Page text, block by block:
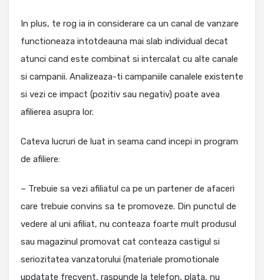
In plus, te rog ia in considerare ca un canal de vanzare
functioneaza intotdeauna mai slab individual decat
atunci cand este combinat si intercalat cu alte canale
si campanii. Analizeaza-ti campaniile canalele existente
si vezi ce impact (pozitiv sau negativ) poate avea
afilierea asupra lor.
Cateva lucruri de luat in seama cand incepi in program
de afiliere:
– Trebuie sa vezi afiliatul ca pe un partener de afaceri
care trebuie convins sa te promoveze. Din punctul de
vedere al uni afiliat, nu conteaza foarte mult produsul
sau magazinul promovat cat conteaza castigul si
seriozitatea vanzatorului (materiale promotionale
updatate frecvent, raspunde la telefon, plata, nu